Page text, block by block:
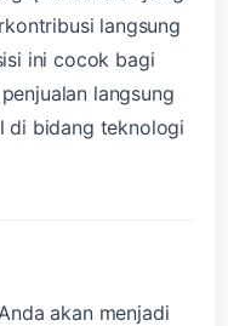
langsung
ini cocok bagi
langsung
di bidang teknologi
akan menjadi